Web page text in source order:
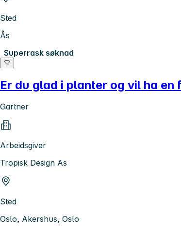
Sted
Ås
Superrask søknad
Er du glad i planter og vil ha en
Gartner
Arbeidsgiver
Tropisk Design As
Sted
Oslo, Akershus, Oslo